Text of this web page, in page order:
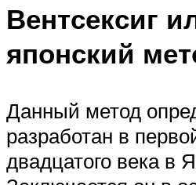
Вентсексиг
японский
Данный метод
разработан в
двадцатого века в